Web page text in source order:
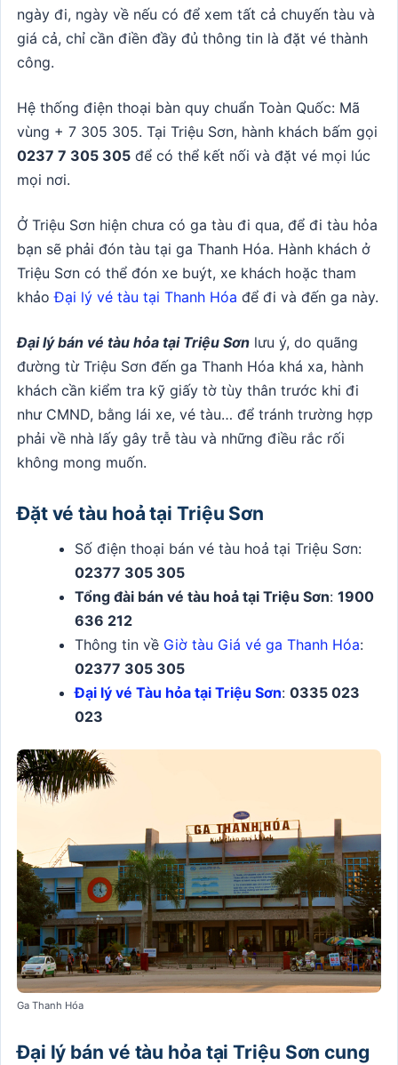
ngày đi, ngày về nếu có để xem tất cả chuyến tàu và
giá cả, chỉ cần điền đầy đủ thông tin là đặt vé thành
công.
Hệ thống điện thoại bàn quy chuẩn Toàn Quốc: Mã
vùng + 7 305 305. Tại Triệu Sơn, hành khách bấm gọi
0237 7 305 305 để có thể kết nối và đặt vé mọi lúc
mọi nơi.
Ở Triệu Sơn hiện chưa có ga tàu đi qua, để đi tàu hỏa
bạn sẽ phải đón tàu tại ga Thanh Hóa. Hành khách ở
Triệu Sơn có thể đón xe buýt, xe khách hoặc tham
khảoĐại lý vé tàu tại Thanh Hóa để đi và đến ga này.
Đại lý bán vé tàu hỏa tại Triệu Sơn lưu ý, do quãng
đường từ Triệu Sơn đến ga Thanh Hóa khá xa, hành
khách cần kiểm tra kỹ giấy tờ tùy thân trước khi đi
như CMND, bằng lái xe, vé tàu… để tránh trường hợp
phải về nhà lấy gây trễ tàu và những điều rắc rối
không mong muốn.
Đặt vé tàu hoả tại Triệu Sơn
Số điện thoại bán vé tàu hoả tại Triệu Sơn:
02377 305 305
Tổng đài bán vé tàu hoả tại Triệu Sơn:1900
636 212
Thông tin về Giờ tàu Giá vé ga Thanh Hóa:
02377 305 305
Đại lý vé Tàu hỏa tại Triệu Sơn:0335 023
023
Ga Thanh Hóa
Đại lý bán vé tàu hỏa tại Triệu Sơn cung